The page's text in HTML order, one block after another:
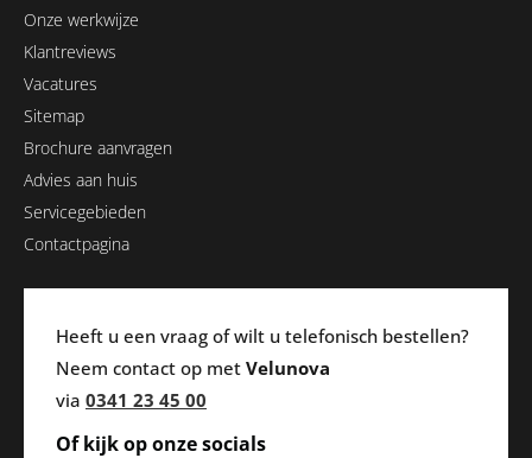
Onze werkwijze
Klantreviews
Vacatures
Sitemap
Brochure aanvragen
Advies aan huis
Servicegebieden
Contactpagina
Heeft u een vraag of wilt u telefonisch bestellen?
Neem contact op met Velunova
via 0341 23 45 00
Of kijk op onze socials